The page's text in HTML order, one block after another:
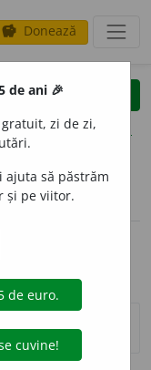
savings Donează
clear
opțiuni
de ani 🎉
zi de zi,
ajuta să păstrăm
și pe viitor.